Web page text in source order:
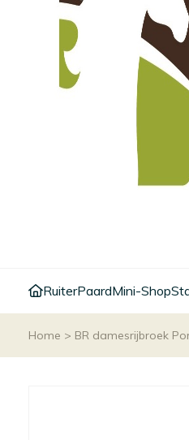
RuiterPaardMini-Shop
Home > BR damesrijbroek